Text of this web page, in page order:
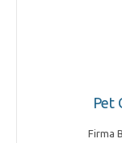
Pet
Firma